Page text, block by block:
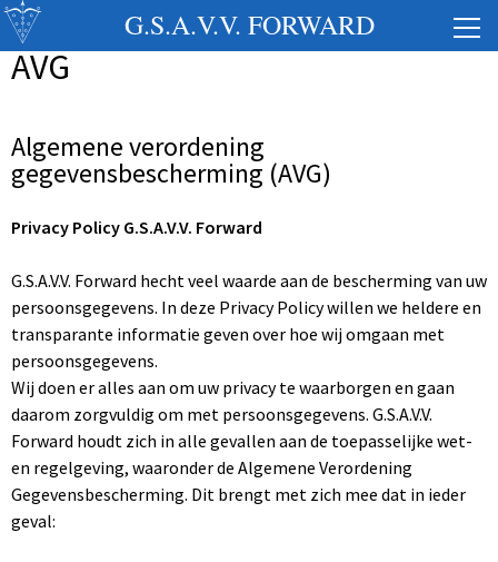
G.S.A.V.V. FORWARD
AVG
Algemene verordening
gegevensbescherming (AVG)
Privacy Policy G.S.A.V.V. Forward
G.S.A.V.V. Forward hecht veel waarde aan de bescherming van uw
persoonsgegevens. In deze Privacy Policy willen we heldere en
transparante informatie geven over hoe wij omgaan met
persoonsgegevens.
Wij doen er alles aan om uw privacy te waarborgen en gaan
daarom zorgvuldig om met persoonsgegevens. G.S.A.V.V.
Forward houdt zich in alle gevallen aan de toepasselijke wet-
en regelgeving, waaronder de Algemene Verordening
Gegevensbescherming. Dit brengt met zich mee dat in ieder
geval: